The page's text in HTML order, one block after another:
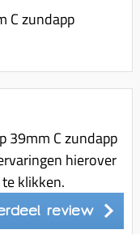
C zundapp
39mm C zundapp
hierover
klikken.
review